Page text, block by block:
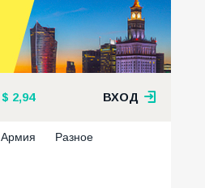
2,94 ВХОД
Армия Разное